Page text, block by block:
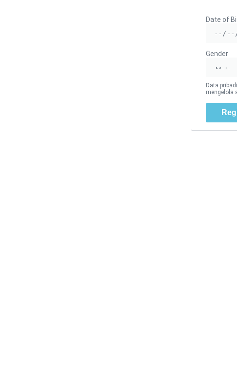
Date of
Gender
Data
mengelola